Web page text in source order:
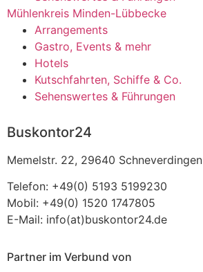
Mühlenkreis Minden-Lübbecke
Arrangements
Gastro, Events & mehr
Hotels
Kutschfahrten, Schiffe & Co.
Sehenswertes & Führungen
Buskontor24
Memelstr. 22, 29640 Schneverdingen
Telefon: +49(0) 5193 5199230
Mobil: +49(0) 1520 1747805
E-Mail: info(at)buskontor24.de
Partner im Verbund von